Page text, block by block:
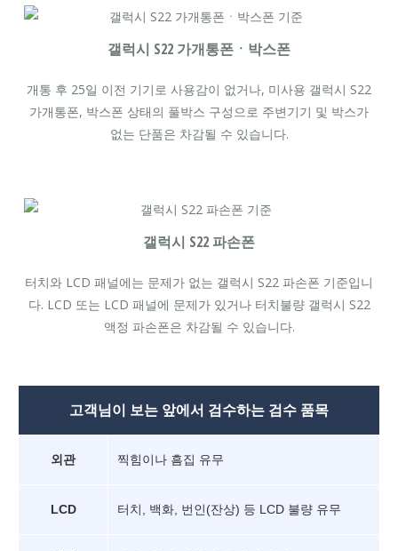
갤럭시 S22 가개통폰ㆍ박스폰
개통 후 25일 이전 기기로 사용감이 없거나, 미사용 갤럭시 S22
가개통폰, 박스폰 상태의 풀박스 구성으로 주변기기 및 박스가
없는 단품은 차감될 수 있습니다.
갤럭시 S22 파손폰
터치와 LCD 패널에는 문제가 없는 갤럭시 S22 파손폰 기준입니
다. LCD 또는 LCD 패널에 문제가 있거나 터치불량 갤럭시 S22
액정 파손폰은 차감될 수 있습니다.
고객님이 보는 앞에서 검수하는 검수 품목
외관 찍힘이나 흠집 유무
LCD 터치, 백화, 번인(잔상) 등 LCD 불량 유무